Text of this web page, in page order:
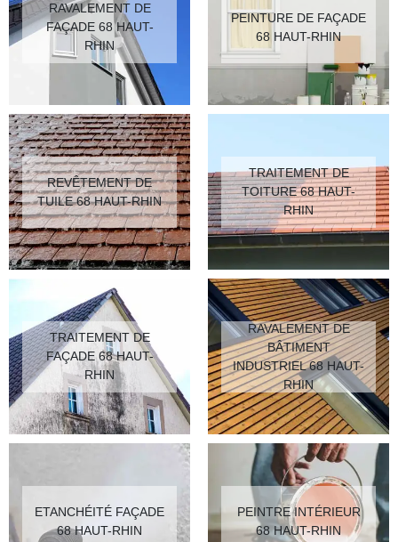
RAVALEMENT DE
FAÇADE 68 HAUT-
RHIN
PEINTURE DE FAÇADE
68 HAUT-RHIN
REVÊTEMENT DE
TUILE 68 HAUT-RHIN
TRAITEMENT DE
TOITURE 68 HAUT-
RHIN
TRAITEMENT DE
FAÇADE 68 HAUT-
RHIN
RAVALEMENT DE
BÂTIMENT
INDUSTRIEL 68 HAUT-
RHIN
ETANCHÉITÉ FAÇADE
68 HAUT-RHIN
PEINTRE INTÉRIEUR
68 HAUT-RHIN